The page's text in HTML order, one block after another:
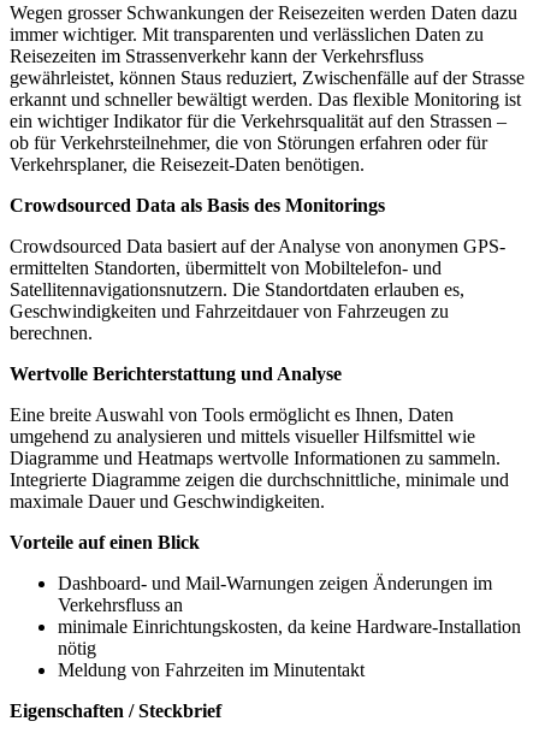
Wegen grosser Schwankungen der Reisezeiten werden Daten dazu
immer wichtiger. Mit transparenten und verlässlichen Daten zu
Reisezeiten im Strassenverkehr kann der Verkehrsfluss
gewährleistet, können Staus reduziert, Zwischenfälle auf der Strasse
erkannt und schneller bewältigt werden. Das flexible Monitoring ist
ein wichtiger Indikator für die Verkehrsqualität auf den Strassen –
ob für Verkehrsteilnehmer, die von Störungen erfahren oder für
Verkehrsplaner, die Reisezeit-Daten benötigen.
Crowdsourced Data als Basis des Monitorings
Crowdsourced Data basiert auf der Analyse von anonymen GPS-
ermittelten Standorten, übermittelt von Mobiltelefon- und
Satellitennavigationsnutzern. Die Standortdaten erlauben es,
Geschwindigkeiten und Fahrzeitdauer von Fahrzeugen zu
berechnen.
Wertvolle Berichterstattung und Analyse
Eine breite Auswahl von Tools ermöglicht es Ihnen, Daten
umgehend zu analysieren und mittels visueller Hilfsmittel wie
Diagramme und Heatmaps wertvolle Informationen zu sammeln.
Integrierte Diagramme zeigen die durchschnittliche, minimale und
maximale Dauer und Geschwindigkeiten.
Vorteile auf einen Blick
Dashboard- und Mail-Warnungen zeigen Änderungen im
Verkehrsfluss an
minimale Einrichtungskosten, da keine Hardware-Installation
nötig
Meldung von Fahrzeiten im Minutentakt
Eigenschaften / Steckbrief